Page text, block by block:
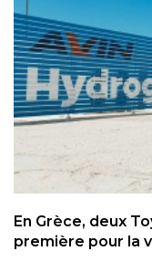
En Grèce, deux
première pour la